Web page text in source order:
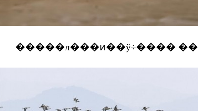
�����л���ͷ��ÿ÷���� ��